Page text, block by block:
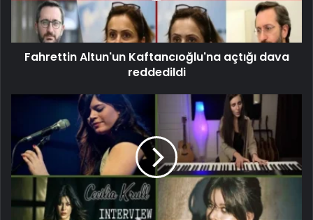
Fahrettin Altun'un Kaftancıoğlu'na açtığı dava
reddedildi